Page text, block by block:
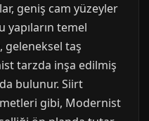
geniş cam yüzeyler
yapıların temel
geleneksel taş
tarzda inşa edilmiş
bulunur. Siirt
gibi, Modernist